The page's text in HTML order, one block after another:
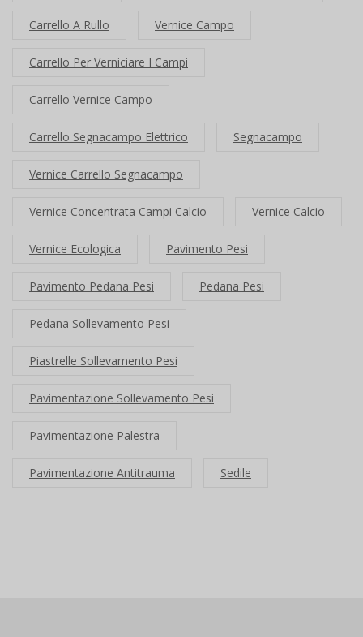
Carrello A Rullo Vernice Campo
Carrello Per Verniciare I Campi
Carrello Vernice Campo
Carrello Segnacampo Elettrico Segnacampo
Vernice Carrello Segnacampo
Vernice Concentrata Campi Calcio Vernice Calcio
Vernice Ecologica Pavimento Pesi
Pavimento Pedana Pesi Pedana Pesi
Pedana Sollevamento Pesi
Piastrelle Sollevamento Pesi
Pavimentazione Sollevamento Pesi
Pavimentazione Palestra
Pavimentazione Antitrauma Sedile